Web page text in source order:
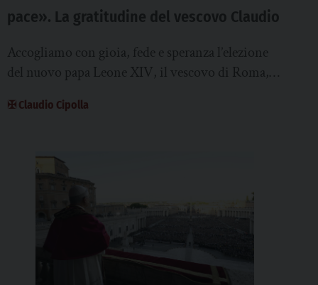
pace». La gratitudine del vescovo Claudio
Accogliamo con gioia, fede e speranza l’elezione
del nuovo papa Leone XIV, il vescovo di Roma,
✠ Claudio Cipolla